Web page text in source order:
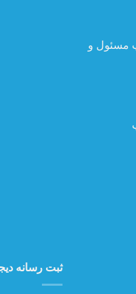
مسئول و
ثبت رسانه